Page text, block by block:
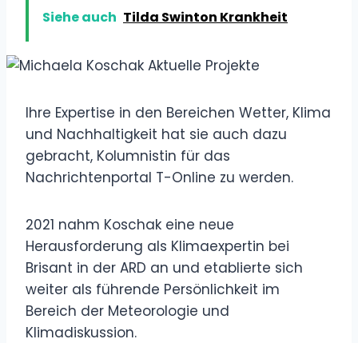
Siehe auch Tilda Swinton Krankheit
Ihre Expertise in den Bereichen Wetter, Klima
und Nachhaltigkeit hat sie auch dazu
gebracht, Kolumnistin für das
Nachrichtenportal T-Online zu werden.
2021 nahm Koschak eine neue
Herausforderung als Klimaexpertin bei
Brisant in der ARD an und etablierte sich
weiter als führende Persönlichkeit im
Bereich der Meteorologie und
Klimadiskussion.